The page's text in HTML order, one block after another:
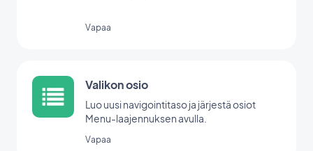
Vapaa
Valikon osio
Luo uusi navigointitaso ja järjestä osiot
Menu-laajennuksen avulla.
Vapaa